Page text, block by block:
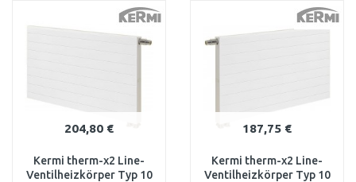
Vergleichen Vergleichen
204,80 €
Kermi therm-x2 Line-
Ventilheizkörper Typ 10
187,75 €
Kermi therm-x2 Line-
Ventilheizkörper Typ 10